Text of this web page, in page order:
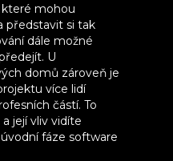
které mohou
představit si tak
dále možné
U
domů zároveň je
více lidí
částí. To
její vliv vidíte
fáze software